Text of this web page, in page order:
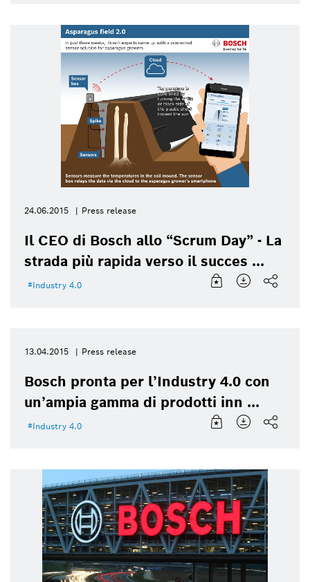
24.06.2015 Press release
Il CEO di Bosch allo “Scrum Day” - La
strada più rapida verso il succes ...
Industry 4.0
13.04.2015 Press release
Bosch pronta per l’Industry 4.0 con
un’ampia gamma di prodotti inn ...
Industry 4.0